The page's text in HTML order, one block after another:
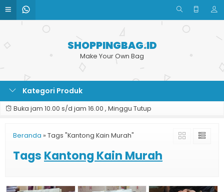
SHOPPINGBAG.ID
Make Your Own Bag
Kategori Produk
Buka jam 10.00 s/d jam 16.00 , Minggu Tutup
Beranda » Tags "Kantong Kain Murah"
Tags Kantong Kain Murah